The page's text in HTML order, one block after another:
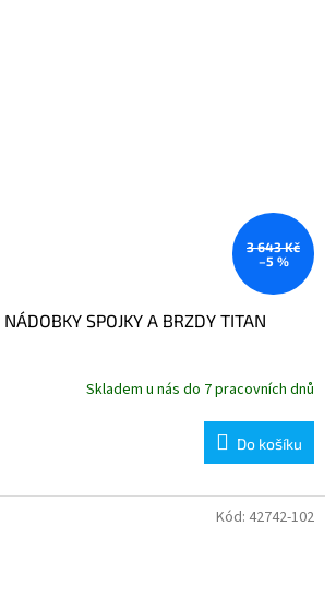
3 643 Kč
–5 %
NÁDOBKY SPOJKY A BRZDY TITAN
Skladem u nás do 7 pracovních dnů
Do košíku
Kód: 42742-102